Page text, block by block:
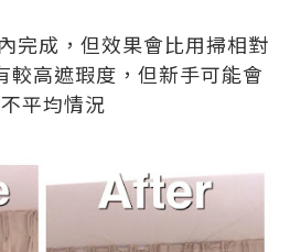
完成，但效果會比用掃相對
較高遮瑕度，但新手可能會
平均情況